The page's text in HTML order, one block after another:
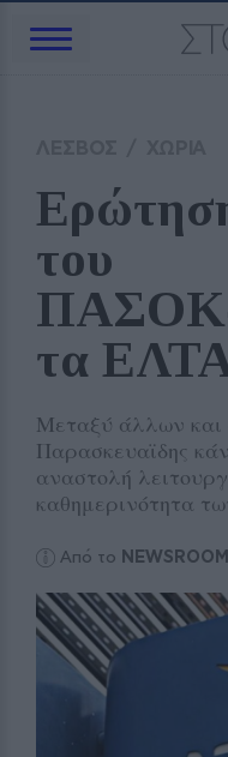
του
τα
Μεταξύ άλλων και
Παρασκευαϊδης
αναστολή
καθημερινότητα
Από το NEWSROOM